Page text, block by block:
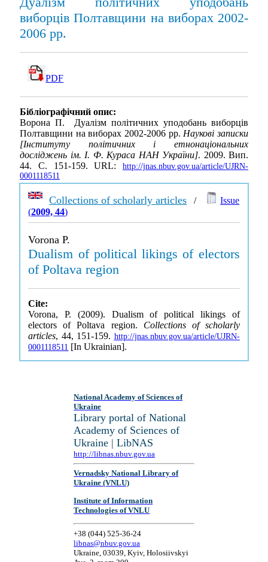
виборців Полтавщини на виборах 2002-
2006 рр.
PDF
Бібліографічний опис:
Ворона П. Дуалізм політичних уподобань виборців
Полтавщини на виборах 2002-2006 рр.Наукові записки
[Інституту політичних і етнонаціональних
досліджень ім. І. Ф. Кураса НАН України]. 2009. Вип.
44. С. 151-159. URL: http://jnas.nbuv.gov.ua/article/UJRN-
0001118511
Collections of scholarly articles /
Issue
(2009, 44)
Vorona P.
Dualism of political likings of electors
of Poltava region
Cite:
Vorona, P. (2009). Dualism of political likings of
electors of Poltava region. Collections of scholarly
articles, 44, 151-159. http://jnas.nbuv.gov.ua/article/UJRN-
0001118511 [In Ukrainian].
National Academy of Sciences of
Ukraine
Library portal of National
Academy of Sciences of
Ukraine | LibNAS
http://libnas.nbuv.gov.ua
Vernadsky National Library of
Ukraine (VNLU)
Institute of Information
Technologies of VNLU
+38 (044) 525-36-24
libnas@nbuv.gov.ua
Ukraine, 03039, Kyiv, Holosiivskyi